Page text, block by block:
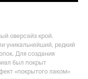
оверсайз крой.
уникальнейший, редкий
Для создания
был покрыт
«покрытого лаком»